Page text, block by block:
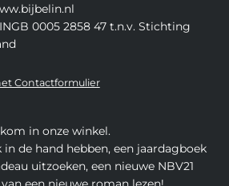
0005 2858 47 t.n.v. Stichting
Contactformulier
in onze winkel.
in de hand hebben, een jaardagboek
uitzoeken, een nieuwe NBV21